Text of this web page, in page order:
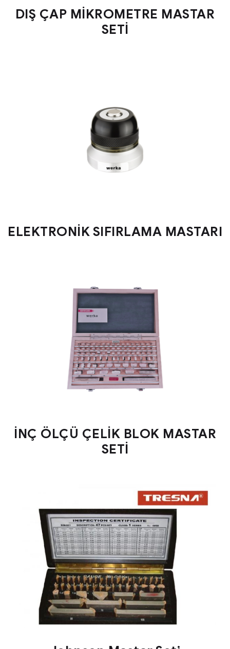
DIŞ ÇAP MİKROMETRE MASTAR
SETİ
ELEKTRONİK SIFIRLAMA MASTARI
İNÇ ÖLÇÜ ÇELİK BLOK MASTAR
SETİ